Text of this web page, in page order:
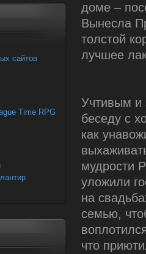
доме –
Вынесла
толстой
лучшее
Учтивым и
беседу с
как
мудрости
уложили
на
семью,
что